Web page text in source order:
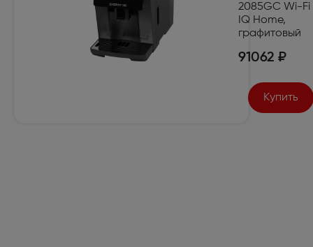
2085GC Wi-Fi
IQ Home,
графитовый
91062 ₽
Купить